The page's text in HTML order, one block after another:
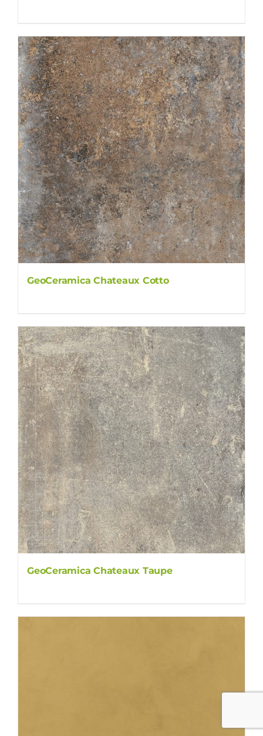
GeoCeramica Chateaux Cotto
GeoCeramica Chateaux Taupe